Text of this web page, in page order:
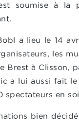
soumise à la
a lieu le 14
les
Brest à Clisson,
a lui aussi fait
spectateurs en
bien